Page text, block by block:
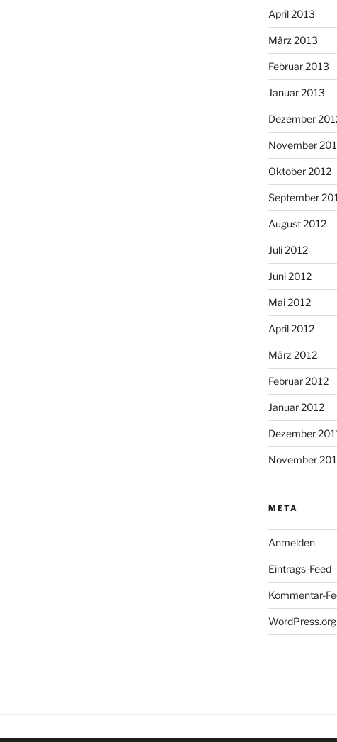
April 2013
März 2013
Februar 2013
Januar 2013
Dezember
November
Oktober 2012
September
August 2012
Juli 2012
Juni 2012
Mai 2012
April 2012
März 2012
Februar 2012
Januar 2012
Dezember
November
META
Anmelden
Eintrags-Feed
Kommentar-
WordPress.org